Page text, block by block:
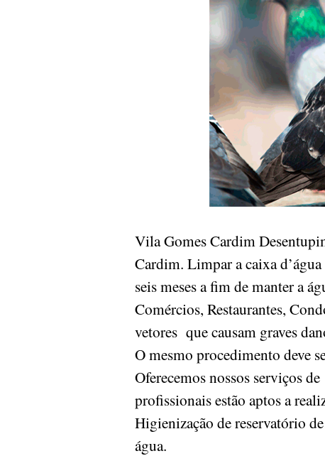
Vila Gomes Cardim
Cardim. Limpar a caixa
seis meses a fim de manter a
Comércios, Restaurantes,
vetores que causam graves
O mesmo procedimento deve
Oferecemos nossos serviços
profissionais estão aptos a
Higienização de reservatório
água.